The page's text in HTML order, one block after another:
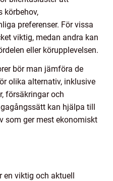
körbehov,
preferenser. För vissa
viktig, medan andra kan
eller körupplevelsen.
bör man jämföra de
olika alternativ, inklusive
försäkringar och
kan hjälpa till
som ger mest ekonomiskt
en viktig och aktuell